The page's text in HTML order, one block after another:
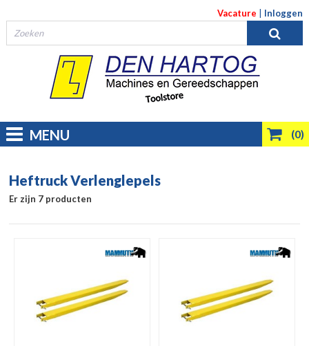
Vacature Inloggen
(0)
MENU
Heftruck Verlenglepels
Er zijn 7 producten